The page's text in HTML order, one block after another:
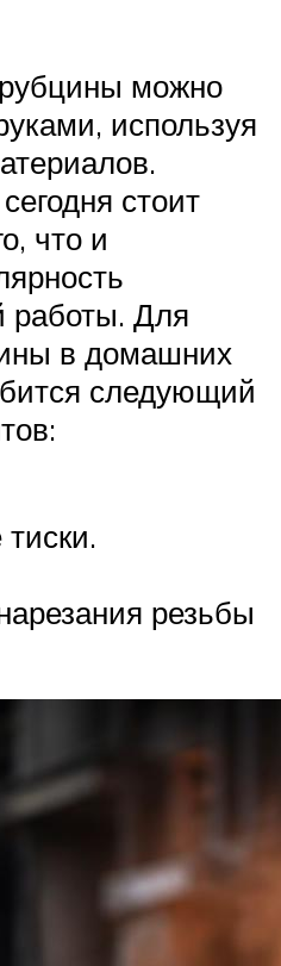
можно
используя
стоит
что и
работы. Для
в домашних
следующий
резьбы